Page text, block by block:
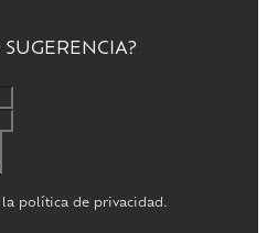
política de privacidad.